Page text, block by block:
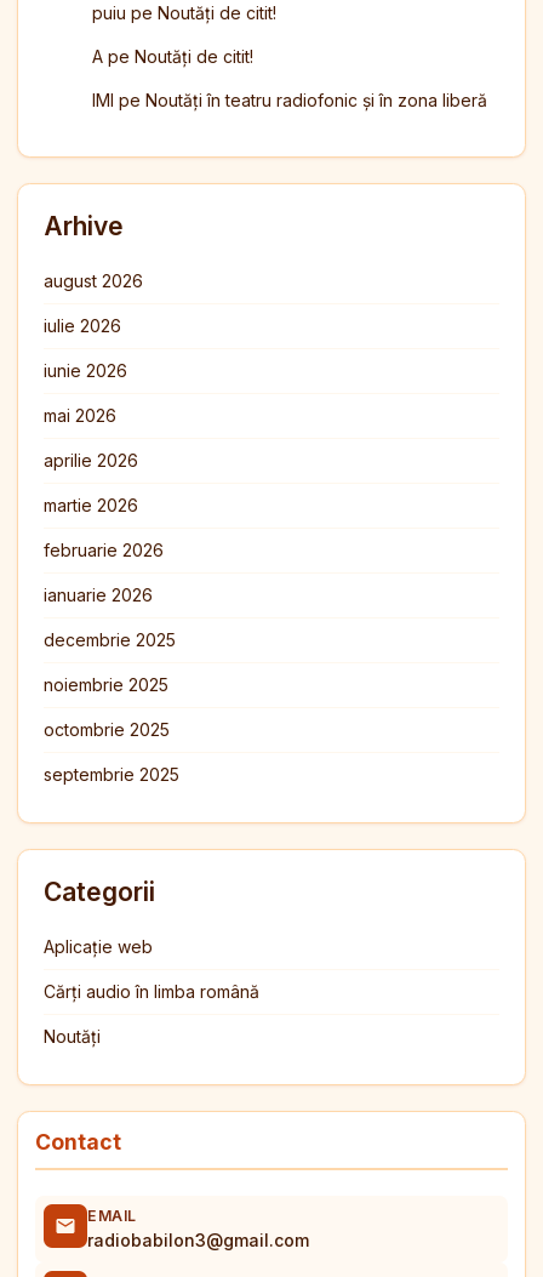
puiu pe Noutăți de citit!
A pe Noutăți de citit!
IMI pe Noutăți în teatru radiofonic și în zona liberă
Arhive
august 2026
iulie 2026
iunie 2026
mai 2026
aprilie 2026
martie 2026
februarie 2026
ianuarie 2026
decembrie 2025
noiembrie 2025
octombrie 2025
septembrie 2025
Categorii
Aplicație web
Cărți audio în limba română
Noutăți
Contact
EMAIL
radiobabilon3@gmail.com